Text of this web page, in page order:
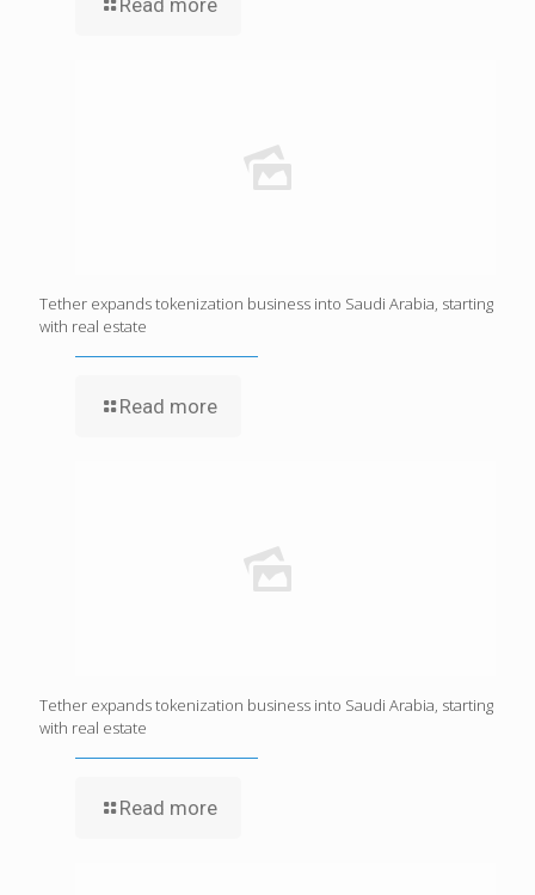
Read more
Tether expands tokenization business into Saudi Arabia, starting
with real estate
Read more
Tether expands tokenization business into Saudi Arabia, starting
with real estate
Read more